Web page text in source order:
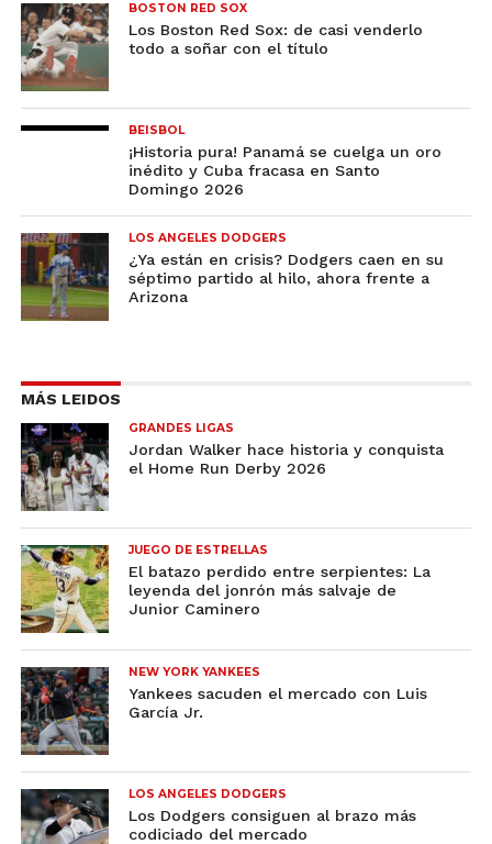
BOSTON RED SOX
Los Boston Red Sox: de casi venderlo
todo a soñar con el título
BEISBOL
¡Historia pura! Panamá se cuelga un oro
inédito y Cuba fracasa en Santo
Domingo 2026
LOS ANGELES DODGERS
¿Ya están en crisis? Dodgers caen en su
séptimo partido al hilo, ahora frente a
Arizona
MÁS LEIDOS
GRANDES LIGAS
Jordan Walker hace historia y conquista
el Home Run Derby 2026
JUEGO DE ESTRELLAS
El batazo perdido entre serpientes: La
leyenda del jonrón más salvaje de
Junior Caminero
NEW YORK YANKEES
Yankees sacuden el mercado con Luis
García Jr.
LOS ANGELES DODGERS
Los Dodgers consiguen al brazo más
codiciado del mercado